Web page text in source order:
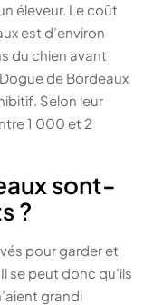
éleveur. Le coût
est d’environ
du chien avant
de Bordeaux
Selon leur
1 000 et 2
sont-
?
pour garder et
se peut donc qu’ils
grandi